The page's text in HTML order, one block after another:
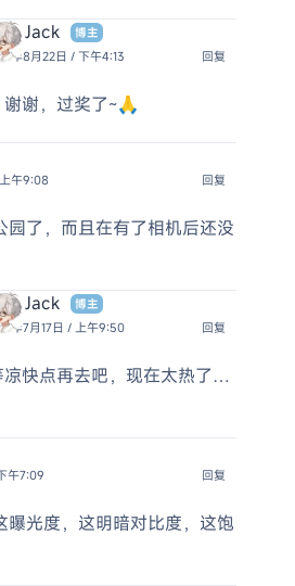
Jack
博主
年8月22日 / 下午4:13
回复
谢谢，过奖了~🙏
午9:08 回复
园了，而且在有了相机后还没
Jack
博主
年7月17日 / 上午9:50
回复
凉快点再去吧，现在太热了…
午7:09
回复
曝光度，这明暗对比度，这饱